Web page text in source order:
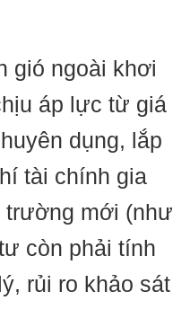
gió ngoài khơi
áp lực từ giá
dụng, lắp
tài chính gia
mới (như
còn phải tính
rủi ro khảo sát